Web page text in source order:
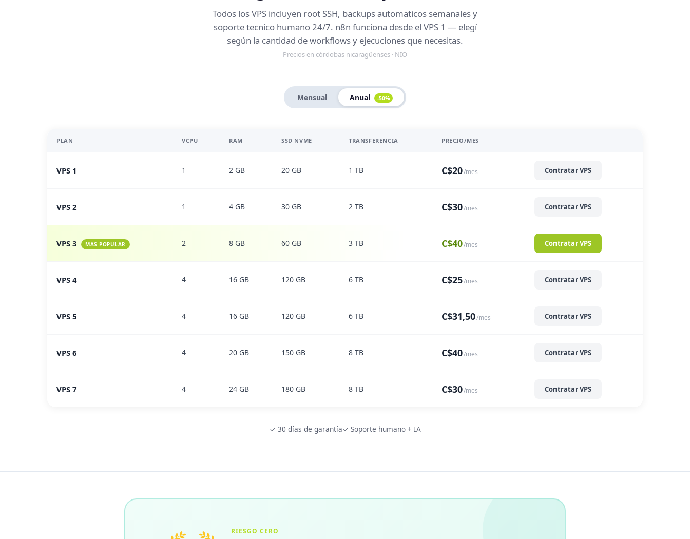
Todos los VPS incluyen root SSH, backups automaticos semanales y
soporte tecnico humano 24/7. n8n funciona desde el VPS 1 — elegí
según la cantidad de workflows y ejecuciones que necesitas.
Precios en córdobas nicaragüenses · NIO
Mensual Anual -50%
PLAN VCPU RAM SSD NVME TRANSFERENCIA PRECIO/MES
VPS 1 1 2 GB 20 GB 1 TB C$20/mes Contratar VPS
VPS 2 1 4 GB 30 GB 2 TB C$30/mes Contratar VPS
VPS 3 MAS POPULAR 2 8 GB 60 GB 3 TB C$40/mes Contratar VPS
VPS 4 4 16 GB 120 GB 6 TB C$25/mes Contratar VPS
VPS 5 4 16 GB 120 GB 6 TB C$31,50/mes Contratar VPS
VPS 6 4 20 GB 150 GB 8 TB C$40/mes Contratar VPS
VPS 7 4 24 GB 180 GB 8 TB C$30/mes Contratar VPS
✓ 30 días de garantía✓ Soporte humano + IA
RIESGO CERO